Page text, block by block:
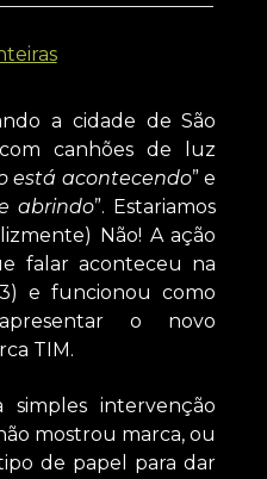
a cidade de São
canhões de luz
está acontecendo” e
abrindo”. Estariamos
Não! A ação
falar aconteceu na
e funcionou como
o novo
TIM.
intervenção
mostrou marca, ou
de papel para dar